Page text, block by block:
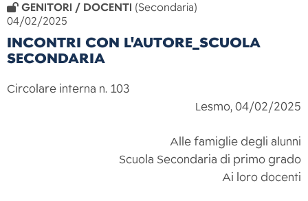
GENITORI / DOCENTI (Secondaria)
04/02/2025
INCONTRI CON L'AUTORE_SCUOLA
SECONDARIA
Circolare interna n. 103
Lesmo, 04/02/2025
Alle famiglie degli alunni
Scuola Secondaria di primo grado
Ai loro docenti